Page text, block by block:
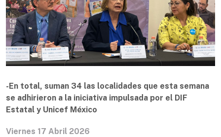
-En total, suman 34 las localidades que esta semana
se adhirieron a la iniciativa impulsada por el DIF
Estatal y Unicef México
Viernes 17 Abril 2026